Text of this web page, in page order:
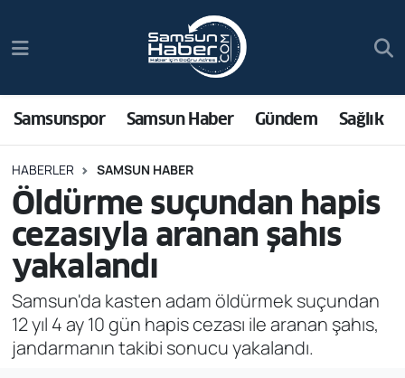
Samsunspor Samsun Haber Gündem Sağlık
HABERLER SAMSUN HABER
Öldürme suçundan hapis
cezasıyla aranan şahıs
yakalandı
Samsun'da kasten adam öldürmek suçundan
12 yıl 4 ay 10 gün hapis cezası ile aranan şahıs,
jandarmanın takibi sonucu yakalandı.
Samsun Haber
Sağlık
Asayiş
Bilim ve Teknoloji
Bölge
Dünya
Trafik Durumu
Süper Lig Puan Durumu ve Fikstür
Tüm Manşetler
Son Dakika Haberleri
Haber Arşivi